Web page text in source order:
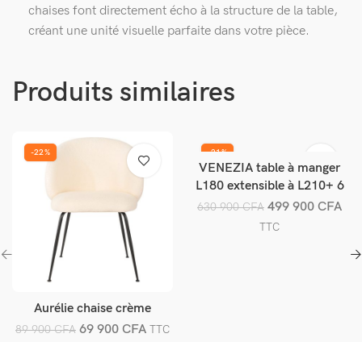
chaises font directement écho à la structure de la table,
créant une unité visuelle parfaite dans votre pièce.
Produits similaires
-22%
Ajouter au panier
Aurélie chaise crème
89 900CFA 69 900 CFA TTC
-21%
Ajouter au panier
VENEZIA table à manger
L180 extensible à L210+ 6
Chaises
630 900CFA 499 900 CFA
TTC